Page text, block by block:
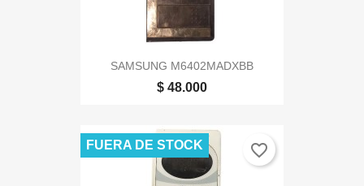
SAMSUNG M6402MADXBB
$ 48.000
FUERA DE STOCK favorite_border